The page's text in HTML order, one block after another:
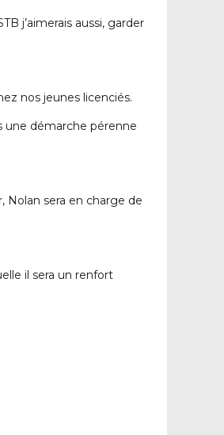
j’aimerais aussi, garder
nos jeunes licenciés.
une démarche pérenne
Nolan sera en charge de
il sera un renfort